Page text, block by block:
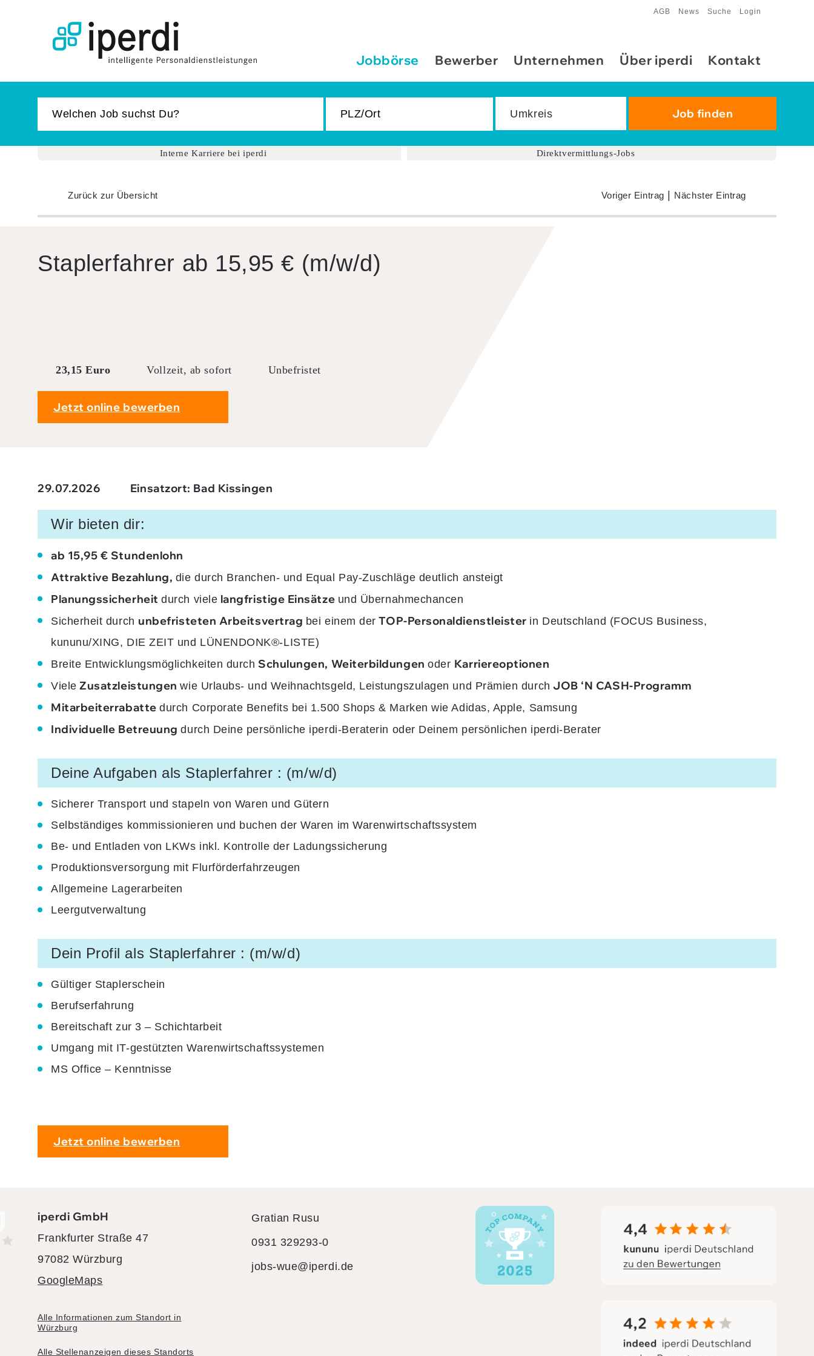
AGB News Suche Login
Jobbörse Bewerber Unternehmen Über iperdi Kontakt
Interne Karriere bei iperdi Direktvermittlungs-Jobs
Voriger Eintrag | Nächster Eintrag
Zurück zur Übersicht
Stap­ler­fahrer ab 15,95 € (m/w/d)
23,15 Euro Vollzeit, ab sofort Unbefristet
Jetzt online bewerben
29.07.2026 Einsatzort: Bad Kissingen
Wir bieten dir:
ab 15,95 € Stundenlohn
Attraktive Bezahlung, die durch Branchen- und Equal Pay-Zuschläge deutlich ansteigt
Planungssicherheitdurch viele langfristige Einsätze und Übernahmechancen
Sicherheit durch unbefristeten Arbeitsvertrag bei einem der TOP-Personaldienstleister in Deutschland (FOCUS Business,
kununu/XING, DIE ZEIT und LÜNENDONK®-LISTE)
Breite Entwicklungsmöglichkeiten durch Schulungen, Weiterbildungenoder Karriereoptionen
Viele Zusatzleistungenwie Urlaubs- und Weihnachtsgeld, Leistungszulagen und Prämien durch JOB ‘N CASH-Programm
Mitarbeiterrabattedurch Corporate Benefits bei 1.500 Shops & Marken wie Adidas, Apple, Samsung
Individuelle Betreuungdurch Deine persönliche iperdi-Beraterin oder Deinem persönlichen iperdi-Berater
Deine Aufgaben als Staplerfahrer : (m/w/d)
Sicherer Transport und stapeln von Waren und Gütern
Selbständiges kommissionieren und buchen der Waren im Warenwirtschaftssystem
Be- und Entladen von LKWs inkl. Kontrolle der Ladungssicherung
Produktionsversorgung mit Flurförderfahrzeugen
Allgemeine Lagerarbeiten
Leergutverwaltung
Dein Profil als Staplerfahrer : (m/w/d)
Gültiger Staplerschein
Berufserfahrung
Bereitschaft zur 3 – Schichtarbeit
Umgang mit IT-gestützten Warenwirtschaftssystemen
MS Office – Kenntnisse
Jetzt online bewerben
iperdi GmbH
Frankfurter Straße 47
97082 Würzburg
GoogleMaps
Alle Informationen zum Standort in
Würzburg
Alle Stellenanzeigen dieses Standorts
Gratian Rusu
0931 329293-0
jobs-wue@iperdi.de
Jobbörse
Unternehmen
Kontakt
Suche
Impressum